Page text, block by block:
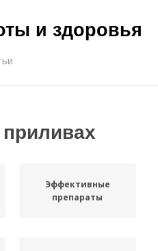
и здоровья
Эффективные
препараты